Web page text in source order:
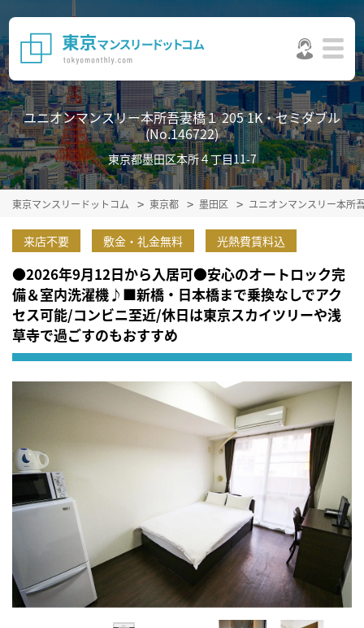
ユニオンマンスリー本所吾妻橋１ 205 1K・セミダブル
(No.146722)
東京都墨田区本所４丁目11-7
東京マンスリードットコム 東京都 墨田区 ユニオンマンスリー本所
来店不要 敷金・礼金無料 光熱費賃料込
●2026年9月12日から入居可●安心のオートロック完
備＆室内洗濯機♪■新橋・日本橋まで乗換なしでアク
セス可能/コンビニ至近/休日は東京スカイツリーや浅
草寺で過ごすのもおすすめ